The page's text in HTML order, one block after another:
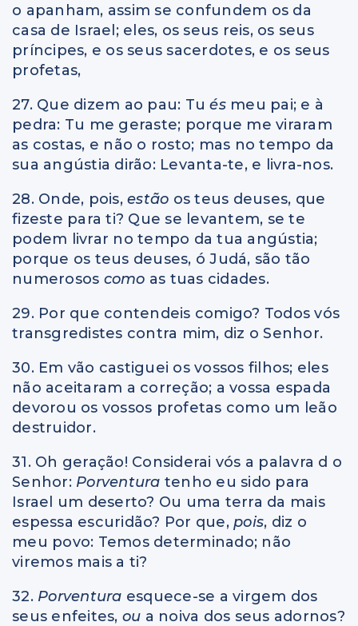
o apanham, assim se confundem os da
casa de Israel; eles, os seus reis, os seus
príncipes, e os seus sacerdotes, e os seus
profetas,
27. Que dizem ao pau: Tués meu pai; e à
pedra: Tu me geraste; porque me viraram
as costas, e não o rosto; mas no tempo da
sua angústia dirão: Levanta-te, e livra-nos.
28. Onde, pois, estão os teus deuses, que
fizeste para ti? Que se levantem, se te
podem livrar no tempo da tua angústia;
porque os teus deuses, ó Judá, são tão
numerosos como as tuas cidades.
29. Por que contendeis comigo? Todos vós
transgredistes contra mim, diz o Senhor.
30. Em vão castiguei os vossos filhos; eles
não aceitaram a correção; a vossa espada
devorou os vossos profetas como um leão
destruidor.
31. Oh geração! Considerai vós a palavra d o
Senhor: Porventura tenho eu sido para
Israel um deserto? Ou uma terra da mais
espessa escuridão? Por que, pois, diz o
meu povo: Temos determinado; não
viremos mais a ti?
32. Porventura esquece-se a virgem dos
seus enfeites, ou a noiva dos seus adornos?